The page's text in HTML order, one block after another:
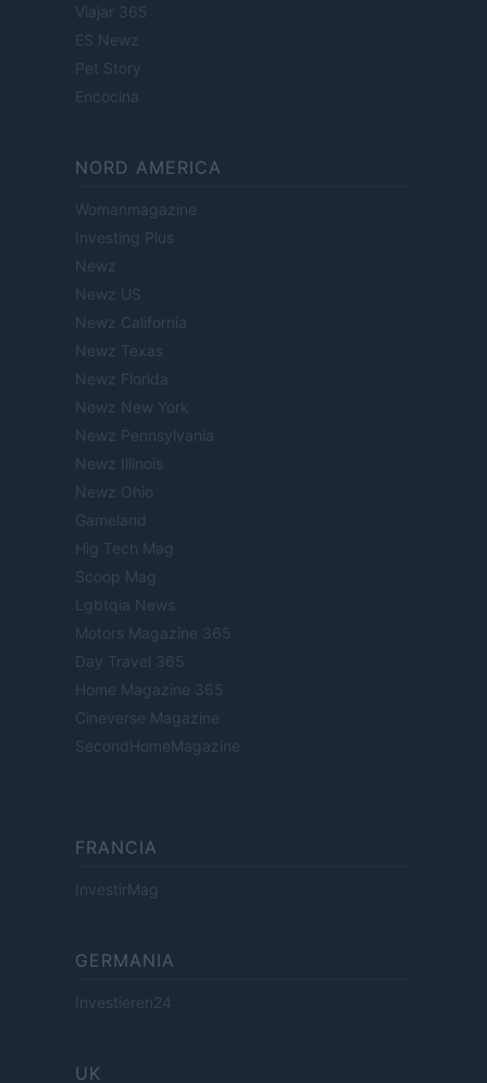
Viajar 365
ES Newz
Pet Story
Encocina
NORD AMERICA
Womanmagazine
Investing Plus
Newz
Newz US
Newz California
Newz Texas
Newz Florida
Newz New York
Newz Pennsylvania
Newz Illinois
Newz Ohio
Gameland
Hig Tech Mag
Scoop Mag
Lgbtqia News
Motors Magazine 365
Day Travel 365
Home Magazine 365
Cineverse Magazine
SecondHomeMagazine
FRANCIA
InvestirMag
GERMANIA
Investieren24
UK